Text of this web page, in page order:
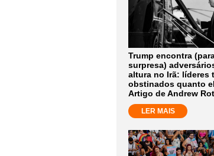
Trump encontra
surpresa)
altura no Irã: líderes
obstinados quanto
Artigo de Andrew
LER MAIS